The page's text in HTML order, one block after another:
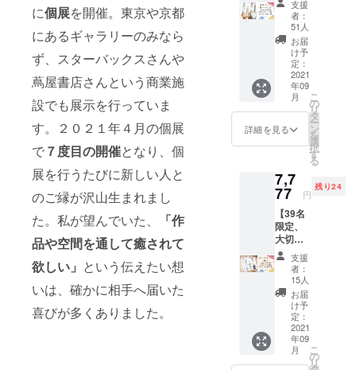
に個展を開催。東京や京都
にあるギャラリーのみなら
ず、スターバックスさんや
蔦屋書店さんという商業施
設でも展示を行っていま
す。２０２１年４月の個展
で７度目の開催となり、個
展を行うたびに新しい人と
のご縁が沢山生まれまし
た。私が望んでいた、
「作
品や空間を通して癒されて
欲しい」 という伝えたい想
いは、確かに相手へ届いた
喜びが多くありました。
たい方
へ】 本
一冊
+購入者
のお名
前と著
者のサ
イン入
り
+specia
l gift①
枚
+specia
l gift②
オリジ
ナル栞
1枚 ==
リター
ンの説
明== ◎
サイン
の宛名
を希望
する場
合は
「〇〇
支援
者：
51人
お届
け予
定：
2021
年09
月
詳細を見る
こ
の
リ
タ
ー
ン
を
選
択
す
る
7,7
77 円
残り24
【39名
限定、
大切な
ひとへ
贈る本2
冊ギフ
トセッ
ト 】 本
２冊
+specia
l gift①
ギフト
用ポス
支援
者：
15人
お届
け予
定：
2021
年09
月
こ
の
リ